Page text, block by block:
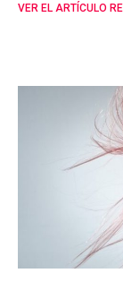
VER EL ARTÍCULO